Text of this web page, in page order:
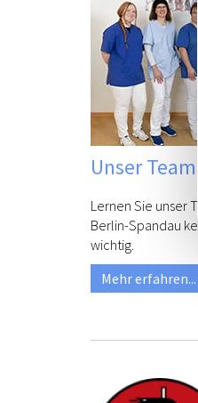
Unser Team
Lernen Sie unser
Berlin-Spandau
wichtig.
Mehr erfahren...